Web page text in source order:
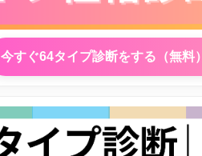
今すぐ64タイプ診断をする（無料）